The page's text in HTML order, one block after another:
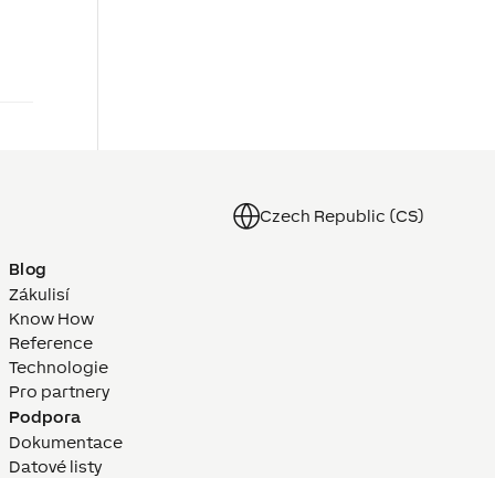
Czech Republic (CS)
Blog
Zákulisí
Know How
Reference
Technologie
Pro partnery
Podpora
Dokumentace
Datové listy